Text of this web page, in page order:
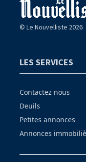
© Le Nouvelliste 2026
LES SERVICES
Contactez nous
Deuils
Petites annonces
Annonces